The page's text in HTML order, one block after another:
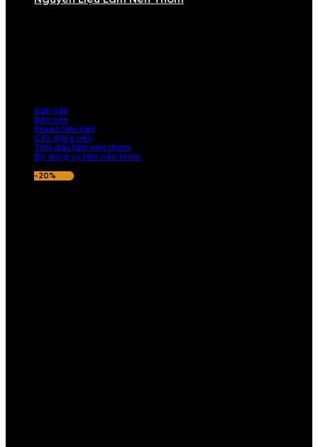
Sáp nến
Bấc nến
Khuôn làm nến
Cốc đựng nến
Tinh dầu làm nến thơm
Bộ dụng cụ làm nến thơm
-20%